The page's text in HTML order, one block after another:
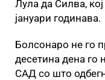
Лула да Силва, кој
јануари годинава.
Болсонаро не го
десетина дена го
САД со што